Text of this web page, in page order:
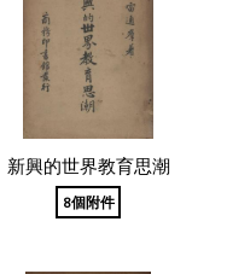
新興的世界教育思潮
8個附件